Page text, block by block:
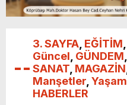
3. SAYFA EĞİTİM
Güncel GÜNDEM
SANAT MAGAZİN
Manşetler Yaşam
HABERLER